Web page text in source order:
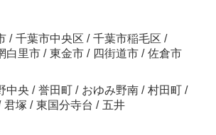
/ 千葉市中央区 / 千葉市稲毛区 /
白里市 / 東金市 / 四街道市 / 佐倉市
中央 / 誉田町 / おゆみ野南 / 村田町 /
君塚 / 東国分寺台 / 五井